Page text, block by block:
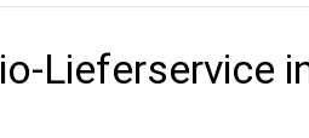
Lieferservice